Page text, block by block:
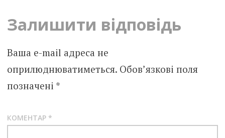
Залишити відповідь
Ваша e-mail адреса не
оприлюднюватиметься. Обов’язкові поля
позначені *
КОМЕНТАР *